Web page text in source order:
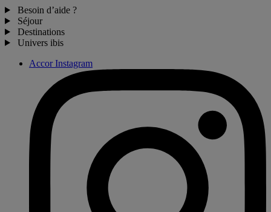
Besoin d’aide ?
Séjour
Destinations
Univers ibis
Accor Instagram